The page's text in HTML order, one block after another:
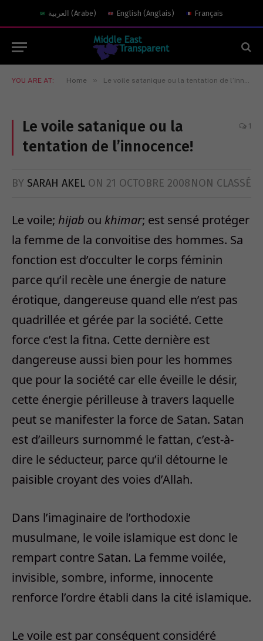
العربية (Arabe) English (Anglais) Français
YOU ARE AT: Home » Le voile satanique ou la tentation de l’innocence!
Le voile satanique ou la
tentation de l’innocence!
1
BY SARAH AKEL ON 21 OCTOBRE 2008NON CLASSÉ
Le voile; hijab ou khimar; est sensé protéger
la femme de la convoitise des hommes. Sa
fonction est d’occulter le corps féminin
parce qu’il recèle une énergie de nature
érotique, dangereuse quand elle n’est pas
quadrillée et gérée par la société. Cette
force c’est la fitna. Cette dernière est
dangereuse aussi bien pour les hommes
que pour la société car elle éveille le désir,
cette énergie périlleuse à travers laquelle
peut se manifester la force de Satan. Satan
est d’ailleurs surnommé le fattan, c’est-à-
dire le séducteur, parce qu’il détourne le
paisible croyant des voies d’Allah.
Dans l’imaginaire de l’orthodoxie
musulmane, le voile islamique est donc le
rempart contre Satan. La femme voilée,
invisible, sombre, informe, innocente
renforce l’ordre établi dans la cité islamique.
Le voile est par conséquent considéré